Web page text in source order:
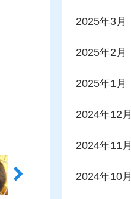
2025年3月
2025年2月
2025年1月
2024年12月
2024年11月
2024年10月